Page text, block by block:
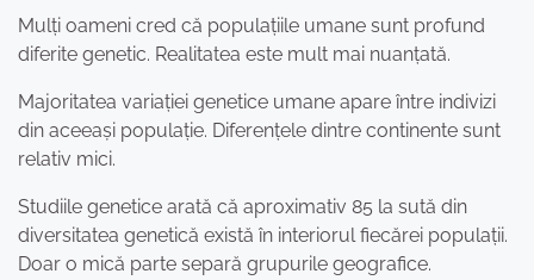
Mulți oameni cred că populațiile umane sunt profund
diferite genetic. Realitatea este mult mai nuanțată.
Majoritatea variației genetice umane apare între indivizi
din aceeași populație. Diferențele dintre continente sunt
relativ mici.
Studiile genetice arată că aproximativ 85 la sută din
diversitatea genetică există în interiorul fiecărei populații.
Doar o mică parte separă grupurile geografice.